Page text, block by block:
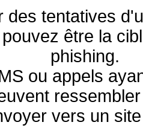
des tentatives
être la
phishing.
ou appels
vers un